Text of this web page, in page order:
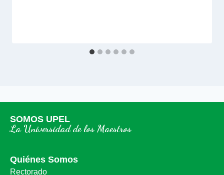
SOMOS UPEL
La Universidad de los Maestros
Quiénes Somos
Rectorado